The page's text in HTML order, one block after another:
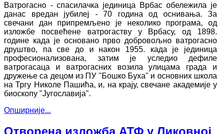
Ватрогасно - спасилачка јединица Врбас обележила је
данас вредан јубилеј - 70 година од оснивања. За
свечани дан припремљено је неколико програма, од
изложбе посвећене ватрогаству у Врбасу, од 1898.
године када је основано прво добровољно ватрогасно
друштво, па све до и након 1955. када је јединица
професионализована, затим је уследио дефиле
ватрогасаца и ватрогасних возила улицама града и
дружење са децом из ПУ "Бошко Буха" и основних школа
на Тргу Николе Пашића, и, на крају, свечане академије у
биоскопу "Југославија".
Опширније...
Отворена изложба АТФ у Ликовној